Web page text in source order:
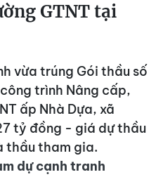
GTNT tại
vừa trúng Gói thầu số
trình Nâng cấp,
ấp Nhà Dựa, xã
tỷ đồng - giá dự thầu
thầu tham gia.
dự cạnh tranh